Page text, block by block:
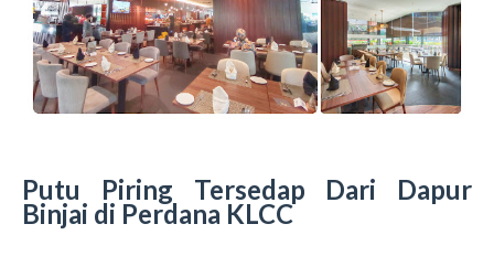
Putu Piring Tersedap Dari Dapur
Binjai di Perdana KLCC